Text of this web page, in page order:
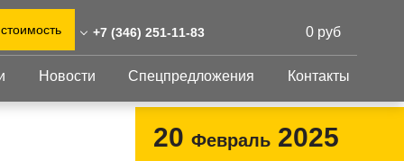
+7 (346) 251-11-83
251-11-83
0 руб
Новости Спецпредложения Контакты
20 Февраль 2025